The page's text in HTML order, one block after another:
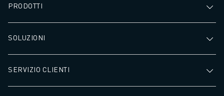
PRODOTTI
SOLUZIONI
SERVIZIO CLIENTI